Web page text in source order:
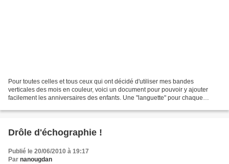
Pour toutes celles et tous ceux qui ont décidé d'utiliser mes bandes
verticales des mois en couleur, voici un document pour pouvoir y ajouter
facilement les anniversaires des enfants. Une "languette" pour chaque
Drôle d'échographie !
Publié le 20/06/2010 à 19:17
Par nanougdan